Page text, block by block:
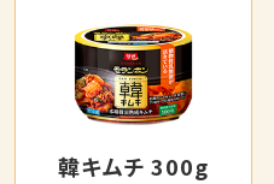
韓キムチ 300g